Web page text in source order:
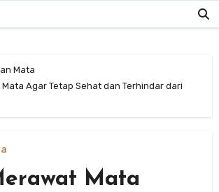
Mata
Agar Tetap Sehat dan Terhindar dari
Mata